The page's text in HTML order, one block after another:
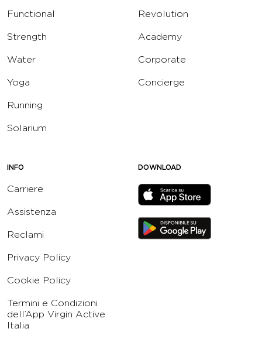
Functional
Strength
Water
Yoga
Running
Solarium
Revolution
Academy
Corporate
Concierge
INFO
Carriere
Assistenza
Reclami
Privacy Policy
Cookie Policy
Termini e Condizioni
dell’App Virgin Active
Italia
DOWNLOAD